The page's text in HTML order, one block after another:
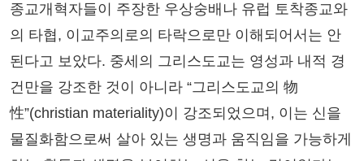
종교개혁자들이 주장한 우상숭배나 유럽 토착종교와
의 타협, 이교주의로의 타락으로만 이해되어서는 안
된다고 보았다. 중세의 그리스도교는 영성과 내적 경
건만을 강조한 것이 아니라 “그리스도교의 物
性”(christian materiality)이 강조되었으며, 이는 신을
물질화함으로써 살아 있는 생명과 움직임을 가능하게